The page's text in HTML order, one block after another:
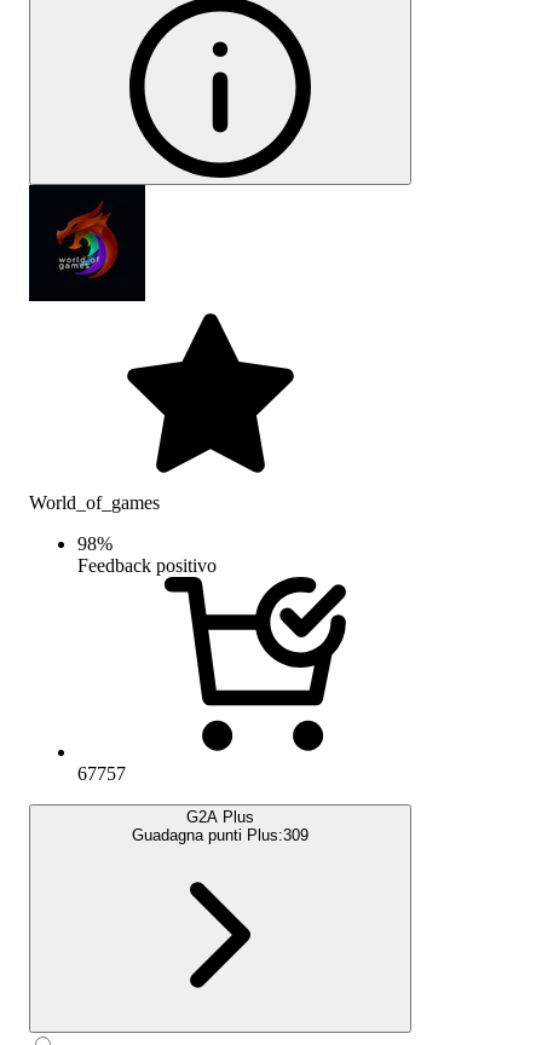
World_of_games
98%
Feedback positivo
67757
G2A Plus
Guadagna punti Plus:309